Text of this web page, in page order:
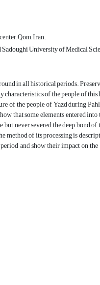
Qom, Iran.
University of Medical
in all historical periods.
characteristics of the people of
of the people of Yazd during
that some elements entered
never severed the deep bond
of its processing is
and show their impact on